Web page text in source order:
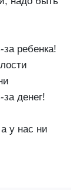
ребенка!
денег!
у нас ни